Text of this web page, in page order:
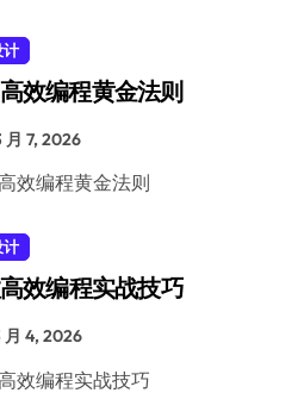
计
效编程黄金法则
月 7, 2026
效编程黄金法则
计
效编程实战技巧
月 4, 2026
效编程实战技巧